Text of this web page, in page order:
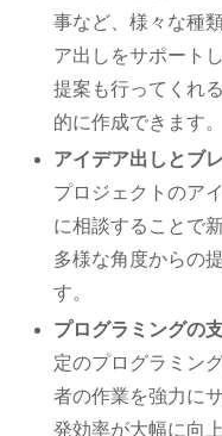
事など、様々な種
ア出しをサポート
提案も行ってくれ
的に作成できます。
アイデア出しとブ
プロジェクトのア
に相談することで
多様な角度からの
す。
プログラミングの
定のプログラミン
者の作業を強力に
発効率が大幅に向